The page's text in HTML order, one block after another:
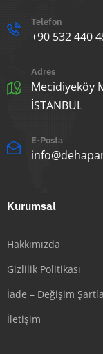
Telefon
+90 532 440
Adres
Mecidiyeköy
İSTANBUL
E-Posta
Kurumsal
Hakkımızda
Gizlilik Politikası
İade – Değişim
İletişim